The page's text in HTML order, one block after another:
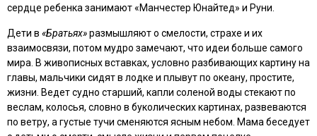
сердце ребенка занимают «Манчестер Юнайтед» и Руни.
Дети в «Братьях»размышляют о смелости, страхе и их
взаимосвязи, потом мудро замечают, что идеи больше самого
мира. В живописных вставках, условно разбивающих картину на
главы, мальчики сидят в лодке и плывут по океану, простите,
жизни. Ведет судно старший, капли соленой воды стекают по
веслам, колосья, словно в буколических картинах, развеваются
по ветру, а густые тучи сменяются ясным небом. Мама беседует